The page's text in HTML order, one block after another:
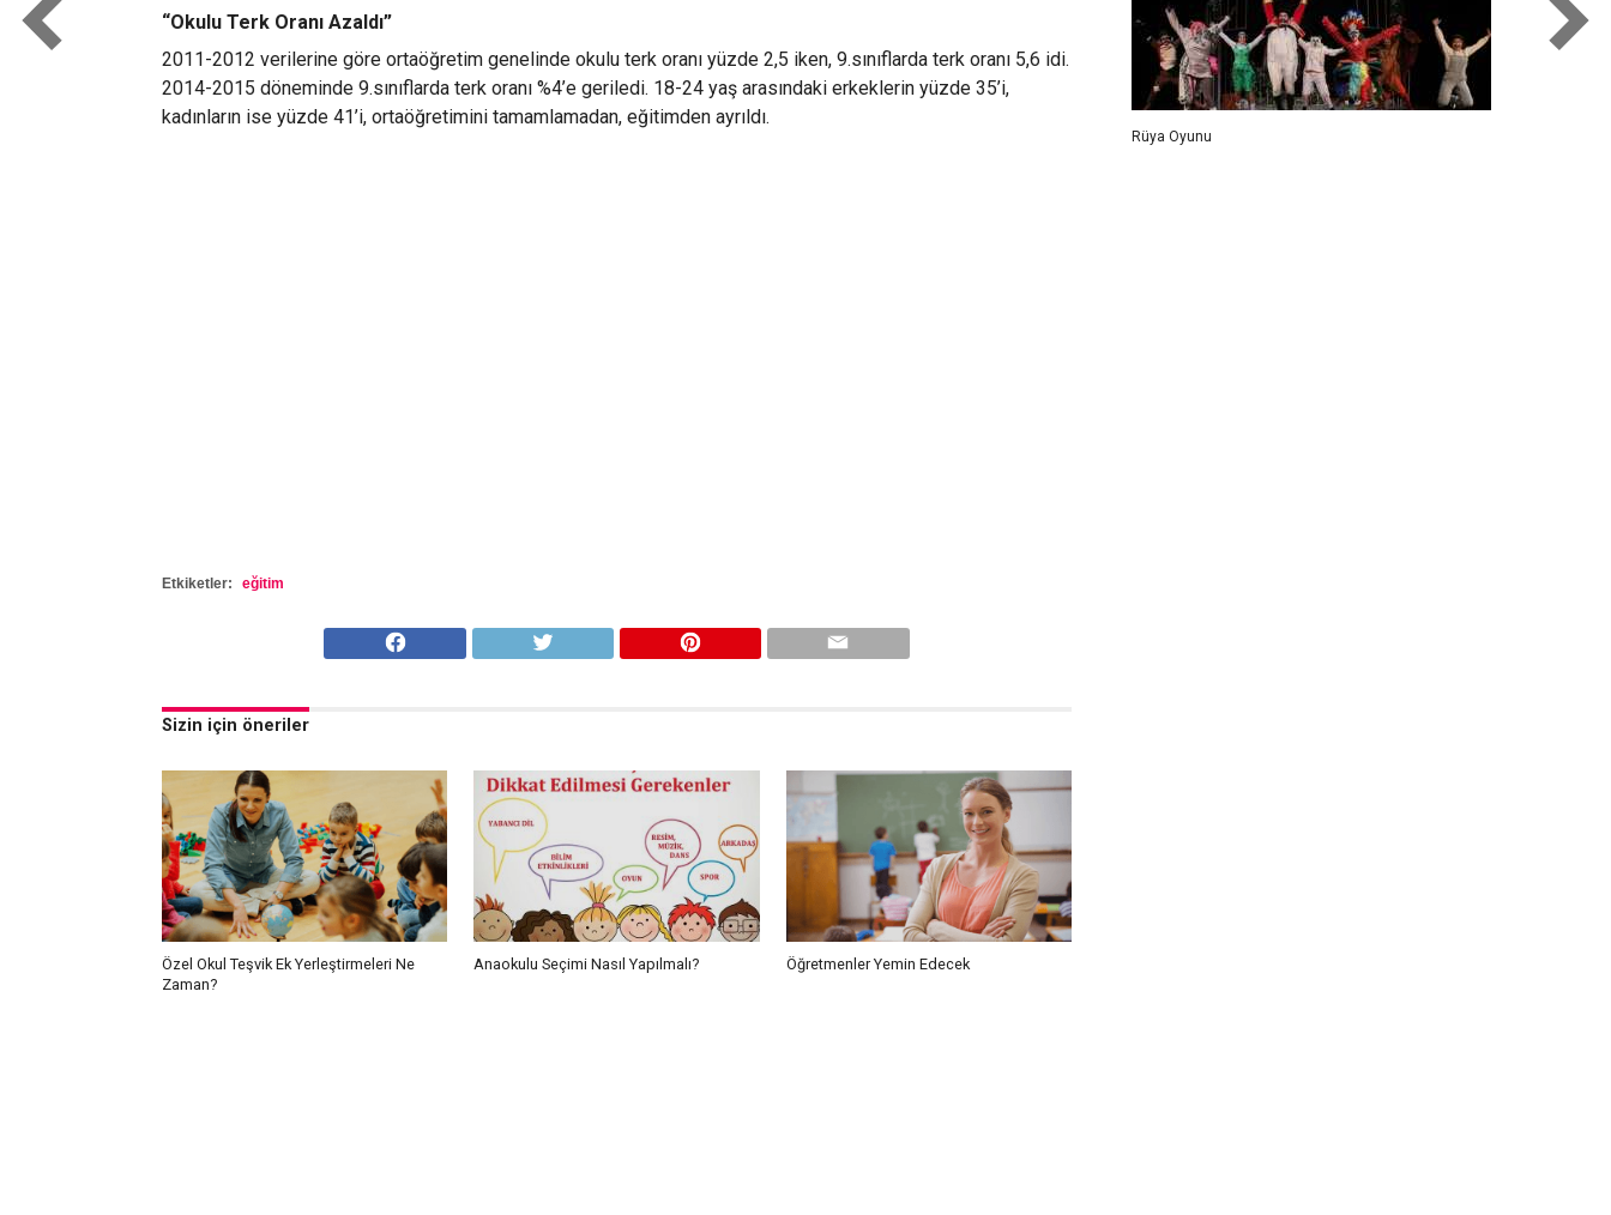
“Okulu Terk Oranı Azaldı”
2011-2012 verilerine göre ortaöğretim genelinde okulu terk oranı yüzde 2,5 iken, 9.sınıflarda terk oranı 5,6 idi.
2014-2015 döneminde 9.sınıflarda terk oranı %4’e geriledi. 18-24 yaş arasındaki erkeklerin yüzde 35’i,
kadınların ise yüzde 41’i, ortaöğretimini tamamlamadan, eğitimden ayrıldı.
Etkiketler: eğitim
Sizin için öneriler
Özel Okul Teşvik Ek Yerleştirmeleri Ne
Zaman?
Anaokulu Seçimi Nasıl Yapılmalı? Öğretmenler Yemin Edecek
Rüya Oyunu